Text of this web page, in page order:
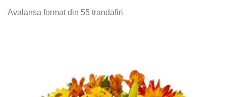
Avalansa format din 55 trandafiri